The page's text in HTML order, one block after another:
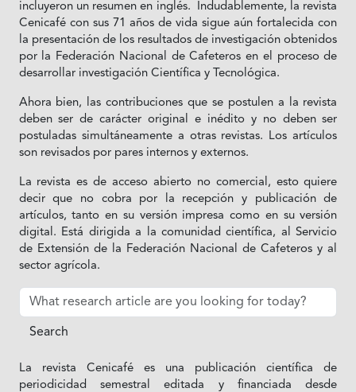
incluyeron un resumen en inglés. Indudablemente, la revista
Cenicafé con sus 71 años de vida sigue aún fortalecida con
la presentación de los resultados de investigación obtenidos
por la Federación Nacional de Cafeteros en el proceso de
desarrollar investigación Científica y Tecnológica.
Ahora bien, las contribuciones que se postulen a la revista
deben ser de carácter original e inédito y no deben ser
postuladas simultáneamente a otras revistas. Los artículos
son revisados por pares internos y externos.
La revista es de acceso abierto no comercial, esto quiere
decir que no cobra por la recepción y publicación de
artículos, tanto en su versión impresa como en su versión
digital. Está dirigida a la comunidad científica, al Servicio
de Extensión de la Federación Nacional de Cafeteros y al
sector agrícola.
La revista Cenicafé es una publicación científica de
periodicidad semestral editada y financiada desde